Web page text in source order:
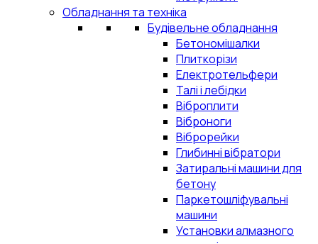
Обладнання та техніка
Будівельне обладнання
Бетономішалки
Плиткорізи
Електротельфери
Талі і лебідки
Віброплити
Віброноги
Віброрейки
Глибинні вібратори
Затиральні машини для
бетону
Паркетошліфувальні
машини
Установки алмазного